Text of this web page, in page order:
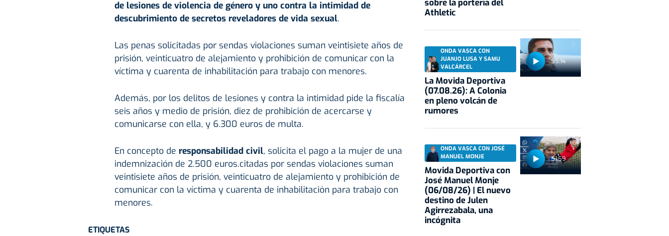
de lesiones de violencia de género y uno contra la intimidad de
descubrimiento de secretos reveladores de vida sexual.
Las penas solicitadas por sendas violaciones suman veintisiete años de
prisión, veinticuatro de alejamiento y prohibición de comunicar con la
víctima y cuarenta de inhabilitación para trabajo con menores.
Además, por los delitos de lesiones y contra la intimidad pide la fiscalía
seis años y medio de prisión, diez de prohibición de acercarse y
comunicarse con ella, y 6.300 euros de multa.
En concepto de responsabilidad civil, solicita el pago a la mujer de una
indemnización de 2.500 euros.citadas por sendas violaciones suman
veintisiete años de prisión, veinticuatro de alejamiento y prohibición de
comunicar con la víctima y cuarenta de inhabilitación para trabajo con
menores.
ETIQUETAS
sobre la portería del
Athletic
55:14
ONDA VASCA CON
JUANJO LUSA Y SAMU
VALCÁRCEL
La Movida Deportiva
(07.08.26): A Colonia
en pleno volcán de
rumores
51:59
ONDA VASCA CON JOSÉ
MANUEL MONJE
Movida Deportiva con
José Manuel Monje
(06/08/26) | El nuevo
destino de Julen
Agirrezabala, una
incógnita